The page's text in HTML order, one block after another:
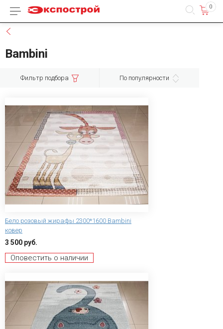
Каталог товаров 0
Bambini
Фильтр подбора По популярности
Бело розовый жирафы 2300*1600 Bambini
ковер
3 500 руб.
Оповестить о наличии